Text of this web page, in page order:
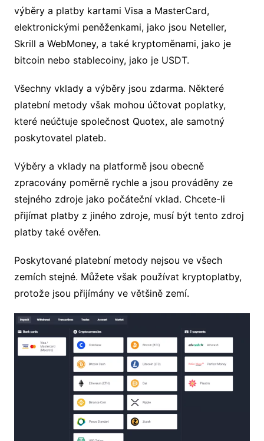
výběry a platby kartami Visa a MasterCard,
elektronickými peněženkami, jako jsou Neteller,
Skrill a WebMoney, a také kryptoměnami, jako je
bitcoin nebo stablecoiny, jako je USDT.
Všechny vklady a výběry jsou zdarma. Některé
platební metody však mohou účtovat poplatky,
které neúčtuje společnost Quotex, ale samotný
poskytovatel plateb.
Výběry a vklady na platformě jsou obecně
zpracovány poměrně rychle a jsou prováděny ze
stejného zdroje jako počáteční vklad. Chcete-li
přijímat platby z jiného zdroje, musí být tento zdroj
platby také ověřen.
Poskytované platební metody nejsou ve všech
zemích stejné. Můžete však používat kryptoplatby,
protože jsou přijímány ve většině zemí.